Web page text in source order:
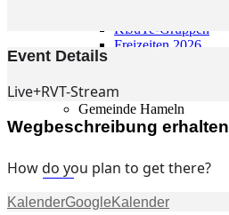
KiJuTe-Gruppen
Freizeiten 2026
Soccercamp Lemgo
Junge Erwachsene
Gemeinde Hameln
MBG Hameln
Fotos
Event Details
Live+RVT-Stream
Wegbeschreibung erhalten
How do you plan to get there?
KalenderGoogleKalender